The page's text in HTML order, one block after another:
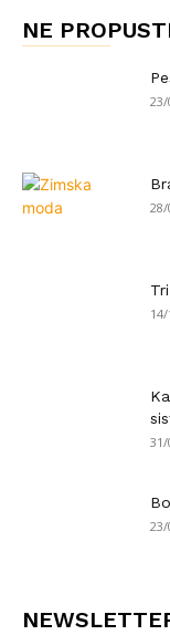
NE
23/
28/
31/
23/